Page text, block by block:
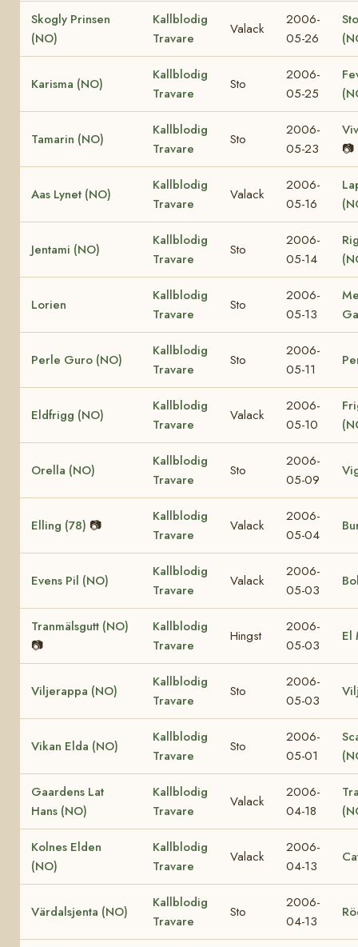
Skogly Prinsen
(NO)
Kallblodig
Travare
Valack
2006-
05-26
Karisma (NO)
Kallblodig
Travare
Sto
2006-
05-25
Tamarin (NO)
Kallblodig
Travare
Sto
2006-
05-23
📷
Aas Lynet (NO)
Kallblodig
Travare
Valack
2006-
05-16
Jentami (NO)
Kallblodig
Travare
Sto
2006-
05-14
Lorien
Kallblodig
Travare
Sto
2006-
05-13
Perle Guro (NO)
Kallblodig
Travare
Sto
2006-
05-11
Eldfrigg (NO)
Kallblodig
Travare
Valack
2006-
05-10
Orella (NO)
Kallblodig
Travare
Sto
2006-
05-09
Elling (78) 📷
Kallblodig
Travare
Valack
2006-
05-04
Evens Pil (NO)
Kallblodig
Travare
Valack
2006-
05-03
Tranmälsgutt (NO)
📷
Kallblodig
Travare
Hingst
2006-
05-03
El
Viljerappa (NO)
Kallblodig
Travare
Sto
2006-
05-03
Vikan Elda (NO)
Kallblodig
Travare
Sto
2006-
05-01
Gaardens Lat
Hans (NO)
Kallblodig
Travare
Valack
2006-
04-18
Kolnes Elden
(NO)
Kallblodig
Travare
Valack
2006-
04-13
Värdalsjenta (NO)
Kallblodig
Travare
Sto
2006-
04-13